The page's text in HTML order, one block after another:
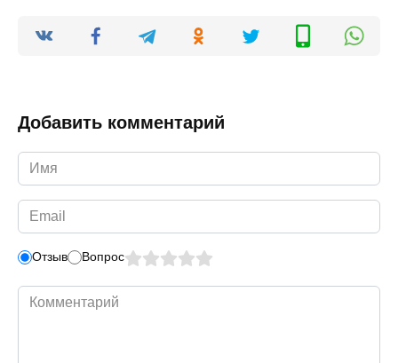
Добавить комментарий
Имя
*
Email
*
Отзыв Вопрос
Комментарий